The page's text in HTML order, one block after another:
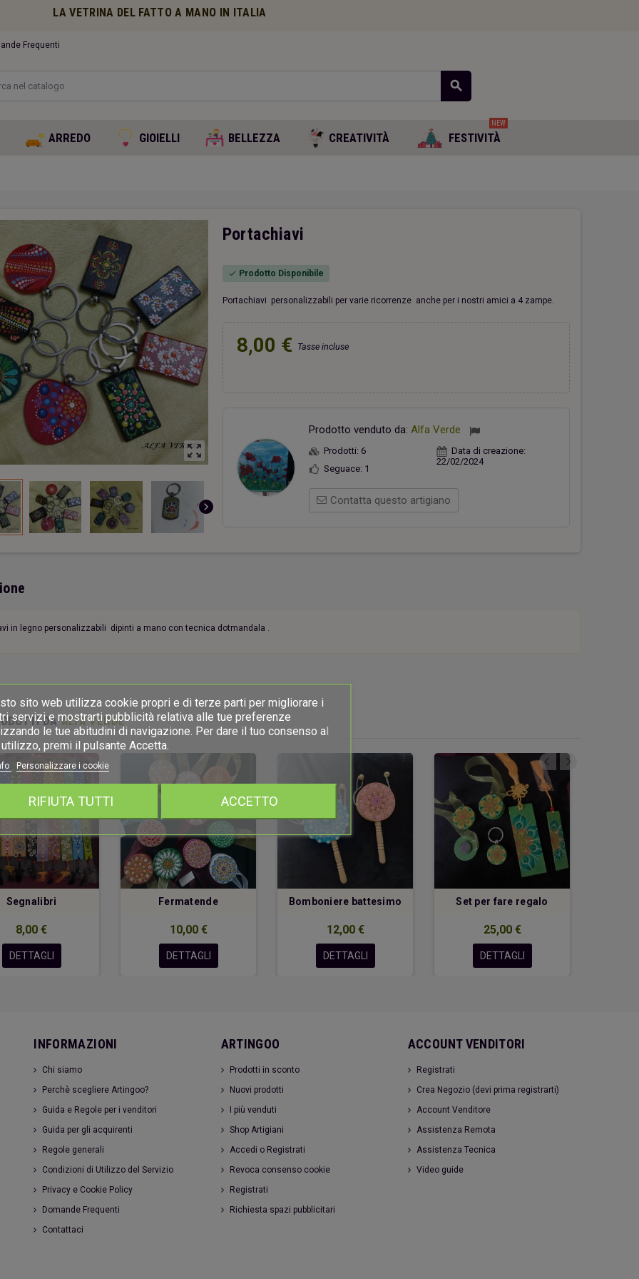
LA VETRINA DEL FATTO A MANO IN ITALIA
Frequenti
search
ARREDO GIOIELLI BELLEZZA CREATIVITÀ FESTIVITÀ
NEW
una capanna
20,00 €
Due cuori una capanna
20,00 € 26,00 €
zoom_out_map
chevron_right
Portachiavi
check Prodotto Disponibile
Portachiavi personalizzabili per varie ricorrenze anche per i nostri amici a 4 zampe.
8,00 € Tasse incluse
Prodotto venduto da: Alfa Verde
Prodotti: 6
Seguace: 1
Data di creazione:
22/02/2024
Contatta questo artigiano
in legno personalizzabili dipinti a mano con tecnica dotmandala .
DA ALFA VERDE
Segnalibri
8,00 €
DETTAGLI
Fermatende
10,00 €
DETTAGLI
Bomboniere battesimo
12,00 €
DETTAGLI
Set per fare regalo
25,00 €
DETTAGLI
INFORMAZIONI
Chi siamo
Perchè scegliere Artingoo?
Guida e Regole per i venditori
Guida per gli acquirenti
Regole generali
Condizioni di Utilizzo del Servizio
Privacy e Cookie Policy
Domande Frequenti
Contattaci
ARTINGOO
Prodotti in sconto
Nuovi prodotti
I più venduti
Shop Artigiani
Accedi o Registrati
Revoca consenso cookie
Registrati
Richiesta spazi pubblicitari
ACCOUNT VENDITORI
Registrati
Crea Negozio (devi prima registrarti)
Account Venditore
Assistenza Remota
Assistenza Tecnica
Video guide
sito web utilizza cookie propri e di terze parti per migliorare i
servizi e mostrarti pubblicità relativa alle tue preferenze
le tue abitudini di navigazione. Per dare il tuo consenso al
premi il pulsante Accetta.
Personalizzare i cookie
RIFIUTA TUTTI ACCETTO